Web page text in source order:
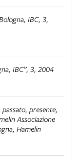
, IBC, 3,
, IBC”, 3, 2004
presente,
Associazione
, Hamelin